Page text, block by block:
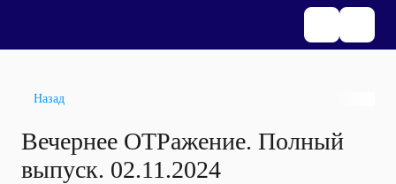
Назад
Вечернее ОТРажение. Полный
выпуск. 02.11.2024